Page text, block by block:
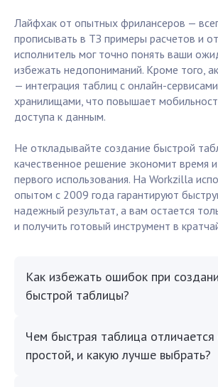
Лайфхак от опытных фрилансеров —
прописывать в ТЗ примеры расчетов и
исполнитель мог точно понять ваши
избежать недопониманий. Кроме того,
— интеграция таблиц с онлайн-
хранилищами, что повышает
доступа к данным.
Не откладывайте создание быстрой
качественное решение экономит время
первого использования. На Workzilla
опытом с 2009 года гарантируют
надежный результат, а вам остается
и получить готовый инструмент в
Как избежать ошибок при
быстрой таблицы?
Чем быстрая таблица отличается
простой, и какую лучше выбрать?